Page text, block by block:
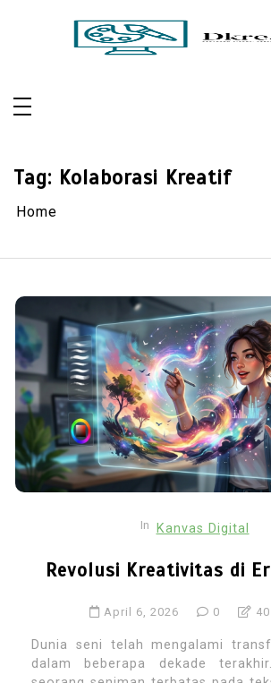
Dkreatif
Tag: Kolaborasi Kreatif
Home
In Kanvas Digital
Revolusi Kreativitas di
April 6, 2026 0
Dunia seni telah mengalami
dalam beberapa dekade